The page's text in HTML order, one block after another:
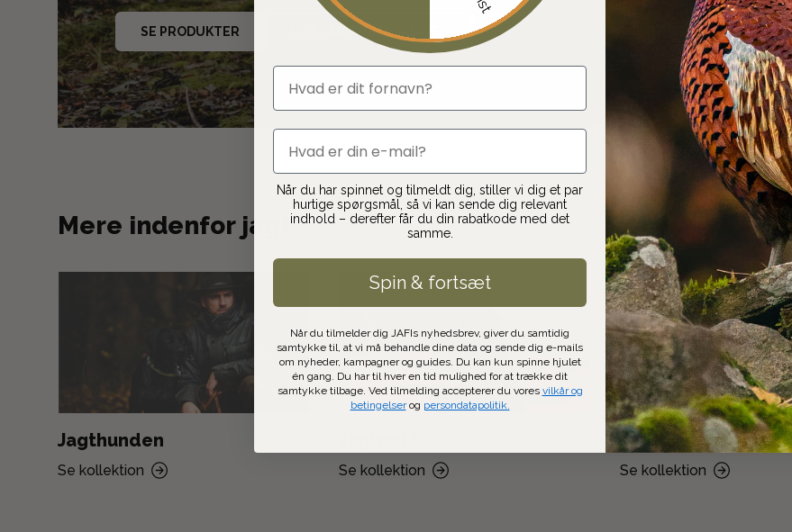
SE PRODUKTER LÆS JAGUARMAGASINET
Mere indenfor jagt
Jagthunden
Se kollektion Se kollektion
Jagttilbehør
Se kollektion
fornavn
email
Når du har spinnet og tilmeldt dig, stiller vi dig et par
hurtige spørgsmål, så vi kan sende dig relevant
indhold – derefter får du din rabatkode med det
samme.
Spin & fortsæt
Når du tilmelder dig JAFIs nyhedsbrev, giver du samtidig
samtykke til, at vi må behandle dine data og sende dig e-mails
om nyheder, kampagner og guides. Du kan kun spinne hjulet
én gang. Du har til hver en tid mulighed for at trække dit
samtykke tilbage. Ved tilmelding accepterer du vores vilkår og
betingelserog persondatapolitik.